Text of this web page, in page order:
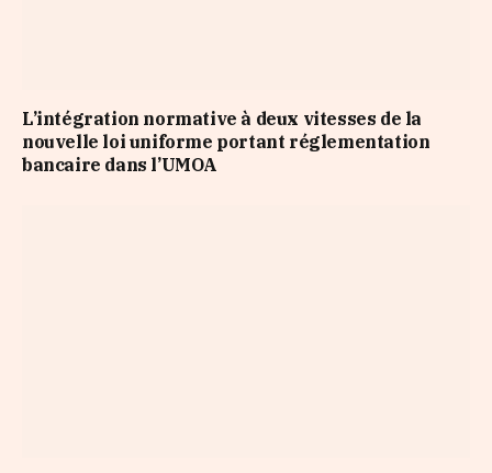
L’intégration normative à deux vitesses de la
nouvelle loi uniforme portant réglementation
bancaire dans l’UMOA